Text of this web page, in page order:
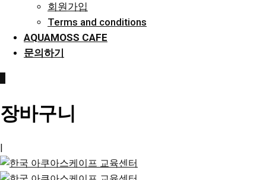
회원가입
Terms and conditions
AQUAMOSS CAFE
문의하기
장바구니
|